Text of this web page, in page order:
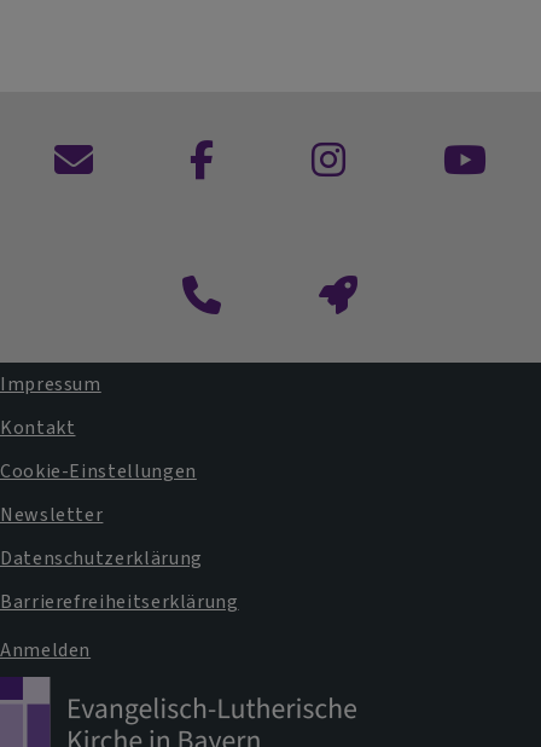
Kontaktformular
Fußbereichsmenü
Impressum
Kontakt
Cookie-Einstellungen
Newsletter
Datenschutzerklärung
Barrierefreiheitserklärung
Benutzermenü
Anmelden